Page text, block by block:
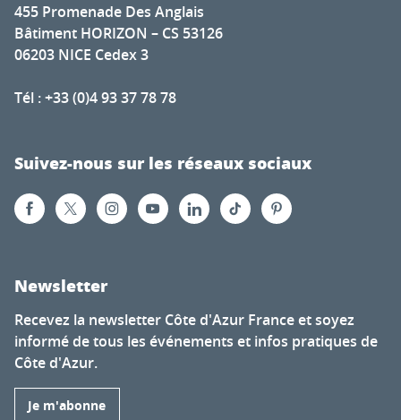
455 Promenade Des Anglais
Bâtiment HORIZON – CS 53126
06203 NICE Cedex 3
Tél : +33 (0)4 93 37 78 78
Suivez-nous sur les réseaux sociaux
Newsletter
Recevez la newsletter Côte d'Azur France et soyez
informé de tous les événements et infos pratiques de
Côte d'Azur.
Je m'abonne